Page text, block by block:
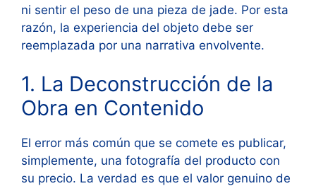
ni sentir el peso de una pieza de jade. Por esta
razón, la experiencia del objeto debe ser
reemplazada por una narrativa envolvente.
1. La Deconstrucción de la
Obra en Contenido
El error más común que se comete es publicar,
simplemente, una fotografía del producto con
su precio. La verdad es que el valor genuino de